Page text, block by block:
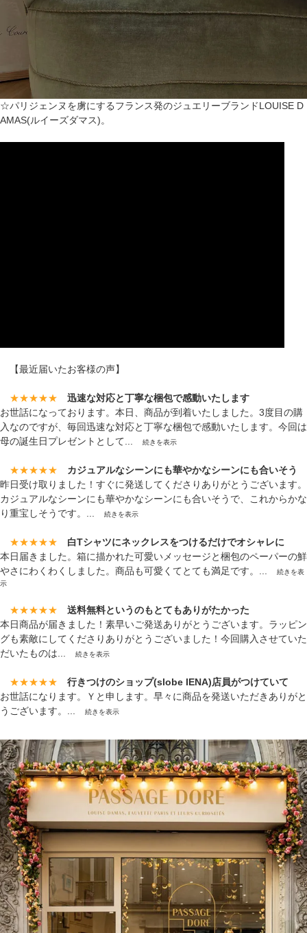
☆パリジェンヌを虜にするフランス発のジュエリーブランドLOUISE D
AMAS(ルイーズダマス)。
【最近届いたお客様の声】
★★★★★
迅速な対応と丁寧な梱包で感動いたします
お世話になっております。本日、商品が到着いたしました。3度目の購
入なのですが、毎回迅速な対応と丁寧な梱包で感動いたします。今回は
母の誕生日プレゼントとして...
続きを表示
★★★★★
カジュアルなシーンにも華やかなシーンにも合いそう
昨日受け取りました！すぐに発送してくださりありがとうございます。
カジュアルなシーンにも華やかなシーンにも合いそうで、これからかな
り重宝しそうです。...
続きを表示
★★★★★
白Tシャツにネックレスをつけるだけでオシャレに
本日届きました。箱に描かれた可愛いメッセージと梱包のペーパーの鮮
やさにわくわくしました。商品も可愛くてとても満足です。...
続きを表
示
★★★★★
送料無料というのもとてもありがたかった
本日商品が届きました！素早いご発送ありがとうございます。ラッピン
グも素敵にしてくださりありがとうございました！今回購入させていた
だいたものは...
続きを表示
★★★★★
行きつけのショップ(slobe IENA)店員がつけていて
お世話になります。Ｙと申します。早々に商品を発送いただきありがと
うございます。...
続きを表示